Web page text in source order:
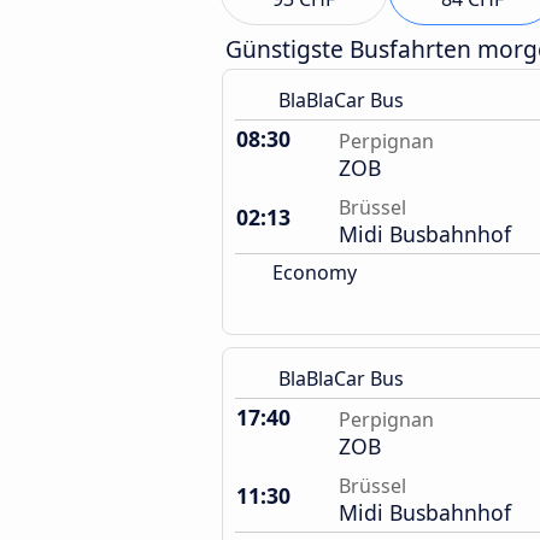
Günstigste Busfahrten
BlaBlaCar Bus
08:30 Perpignan
ZOB
02:13
Brüssel
Midi Busbahnhof
Economy
BlaBlaCar Bus
17:40 Perpignan
ZOB
11:30
Brüssel
Midi Busbahnhof